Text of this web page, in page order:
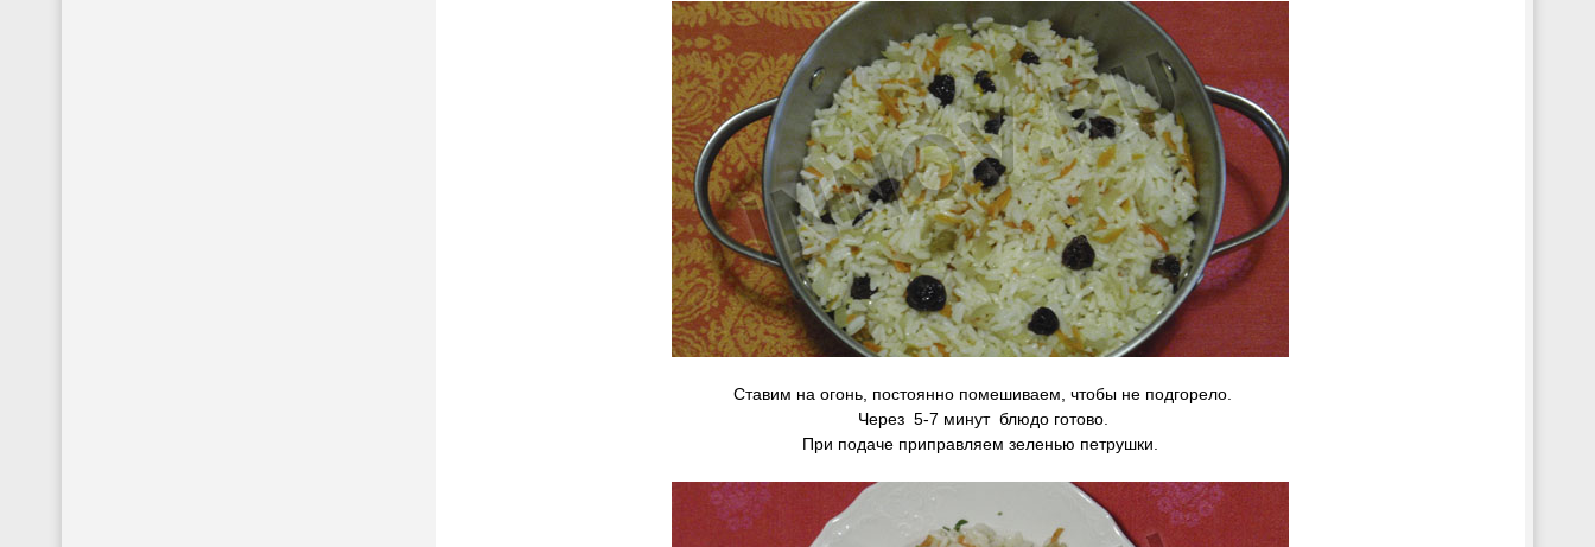
Ставим на огонь, постоянно помешиваем, чтобы не подгорело.
Через 5-7 минут блюдо готово.
При подаче приправляем зеленью петрушки.